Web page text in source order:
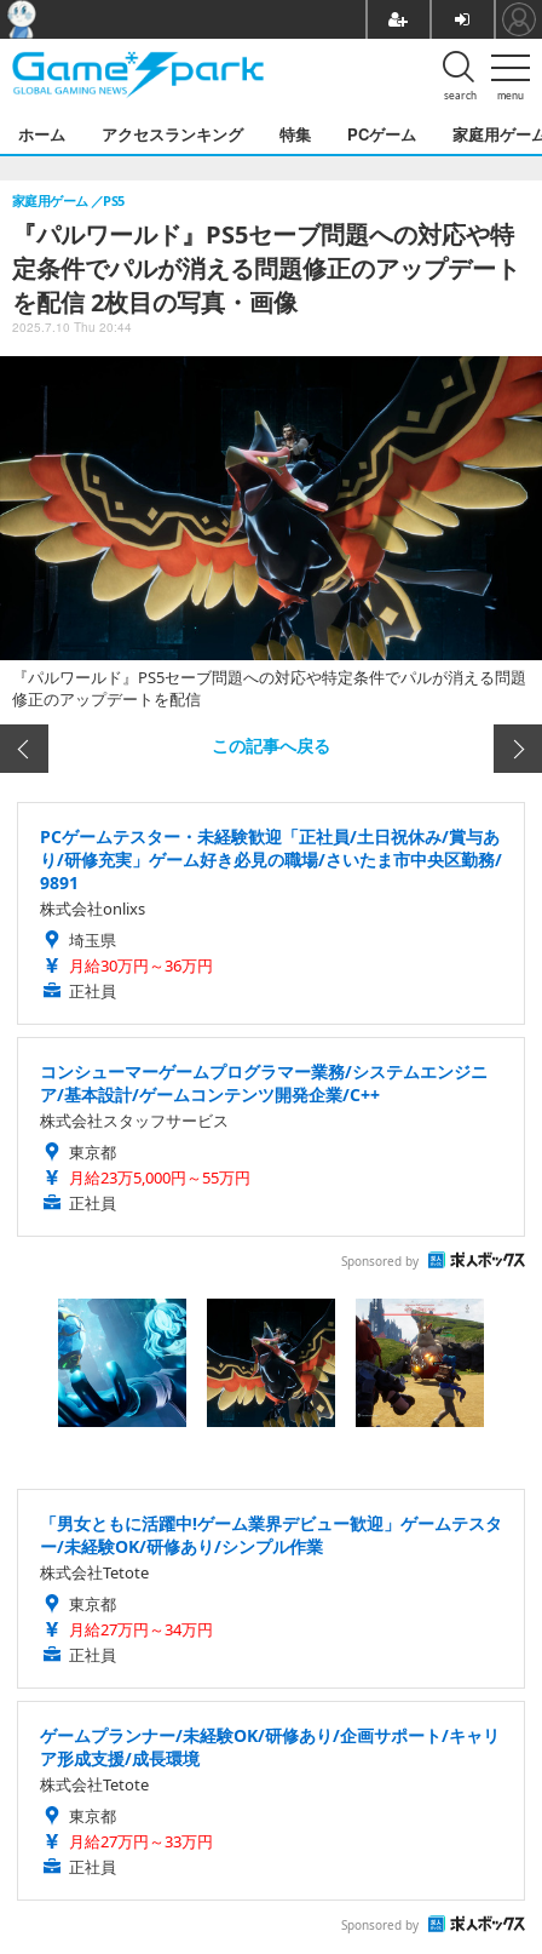
menu
search
ホーム アクセスランキング 特集 PCゲーム 家庭用ゲー
『パルワールド』PS5セーブ問題への対応や特
定条件でパルが消える問題修正のアップデート
を配信 2枚目の写真・画像
家庭用ゲーム PS5
2025.7.10 Thu 20:44
『パルワールド』PS5セーブ問題への対応や特定条件でパルが消える問題
修正のアップデートを配信
この記事へ戻る
PCゲームテスター・未経験歓迎「正社員/土日祝休み/賞与あ
り/研修充実」ゲーム好き必見の職場/さいたま市中央区勤務/
9891
株式会社onlixs
埼玉県
月給30万円～36万円
正社員
コンシューマーゲームプログラマー業務/システムエンジニ
ア/基本設計/ゲームコンテンツ開発企業/C++
株式会社スタッフサービス
東京都
月給23万5,000円～55万円
正社員
Sponsored by
「男女ともに活躍中!ゲーム業界デビュー歓迎」ゲームテスタ
ー/未経験OK/研修あり/シンプル作業
株式会社Tetote
東京都
月給27万円～34万円
正社員
ゲームプランナー/未経験OK/研修あり/企画サポート/キャリ
ア形成支援/成長環境
株式会社Tetote
東京都
月給27万円～33万円
正社員
Sponsored by